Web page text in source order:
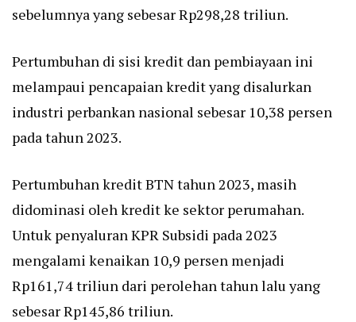
sebelumnya yang sebesar Rp298,28 triliun.
Pertumbuhan di sisi kredit dan pembiayaan ini
melampaui pencapaian kredit yang disalurkan
industri perbankan nasional sebesar 10,38 persen
pada tahun 2023.
Pertumbuhan kredit BTN tahun 2023, masih
didominasi oleh kredit ke sektor perumahan.
Untuk penyaluran KPR Subsidi pada 2023
mengalami kenaikan 10,9 persen menjadi
Rp161,74 triliun dari perolehan tahun lalu yang
sebesar Rp145,86 triliun.